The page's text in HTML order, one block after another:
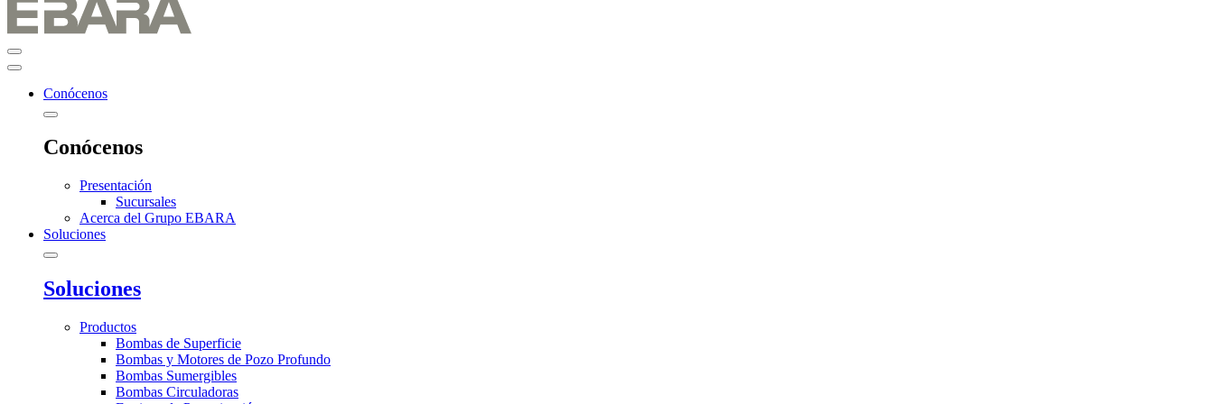
Conócenos
Conócenos
Presentación
Sucursales
Acerca del Grupo EBARA
Soluciones
Soluciones
Productos
Bombas de Superficie
Bombas y Motores de Pozo Profundo
Bombas Sumergibles
Bombas Circuladoras